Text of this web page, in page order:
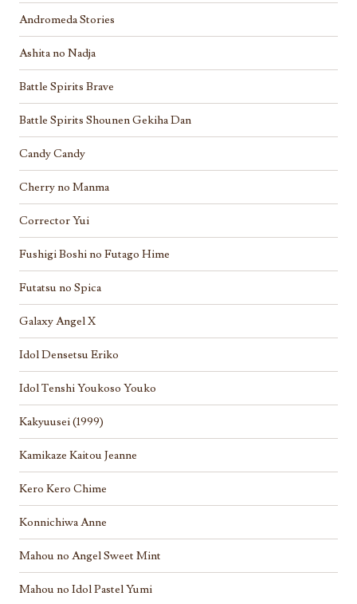
Andromeda Stories
Ashita no Nadja
Battle Spirits Brave
Battle Spirits Shounen Gekiha Dan
Candy Candy
Cherry no Manma
Corrector Yui
Fushigi Boshi no Futago Hime
Futatsu no Spica
Galaxy Angel X
Idol Densetsu Eriko
Idol Tenshi Youkoso Youko
Kakyuusei (1999)
Kamikaze Kaitou Jeanne
Kero Kero Chime
Konnichiwa Anne
Mahou no Angel Sweet Mint
Mahou no Idol Pastel Yumi